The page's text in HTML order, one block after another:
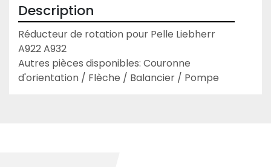
Description
Réducteur de rotation pour Pelle Liebherr
A922 A932
Autres pièces disponibles: Couronne
d'orientation / Flèche / Balancier / Pompe